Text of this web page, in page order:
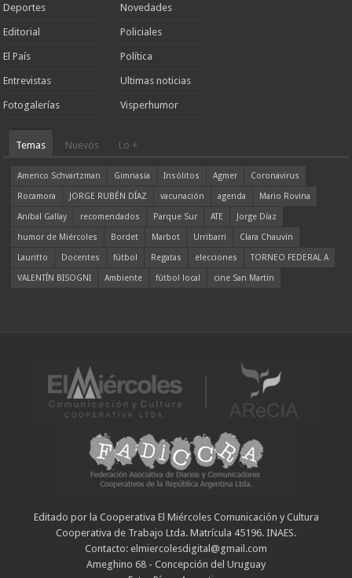
Deportes
Editorial
El País
Entrevistas
Fotogalerías
Novedades
Policiales
Política
Ultimas noticias
Visperhumor
Temas Nuevos Lo +
Americo Schvartzman Gimnasia Insólitos Agmer
Coronavirus
Rocamora
JORGE RUBÉN DÍAZ vacunación agenda
Mario Rovina
Aníbal Gallay
recomendados Parque Sur ATE
Jorge Díaz
humor de Miércoles
Bordet Marbot Urribarri
Clara Chauvín
Lauritto
Docentes fútbol Regatas elecciones
TORNEO FEDERAL A
VALENTÍN BISOGNI
Ambiente fútbol local cine San Martín
Editado por la Cooperativa El Miércoles Comunicación y Cultura
Cooperativa de Trabajo Ltda. Matrícula 45196. INAES.
Contacto: elmiercolesdigital@gmail.com
Ameghino 68 - Concepción del Uruguay